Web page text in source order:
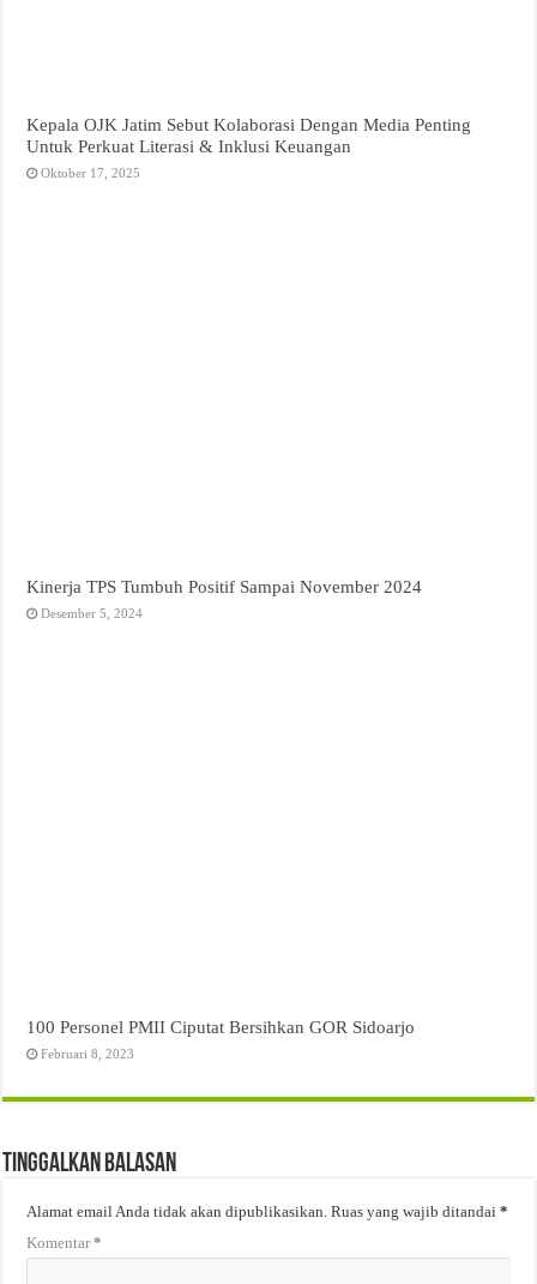
Kepala OJK Jatim Sebut Kolaborasi Dengan Media Penting
Untuk Perkuat Literasi & Inklusi Keuangan
Oktober 17, 2025
Kinerja TPS Tumbuh Positif Sampai November 2024
Desember 5, 2024
100 Personel PMII Ciputat Bersihkan GOR Sidoarjo
Februari 8, 2023
Tinggalkan Balasan
Alamat email Anda tidak akan dipublikasikan. Ruas yang wajib ditandai*
Komentar*